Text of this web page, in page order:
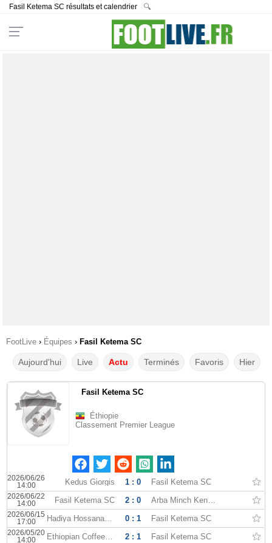
Fasil Ketema SC résultats et calendrier 🔍
FootLive › Équipes › Fasil Ketema SC
Aujourd'hui Live Actu Terminés Favoris Hier
Fasil Ketema SC
Éthiopie
Classement Premier League
2026/06/26
14:00
Kedus Giorgis 1 : 0 Fasil Ketema SC
2026/06/22
14:00
Fasil Ketema SC 2 : 0 Arba Minch Kenema
2026/06/15
17:00
Hadiya Hossana FC 0 : 1 Fasil Ketema SC
2026/05/20
14:00
Ethiopian Coffee SC 2 : 1 Fasil Ketema SC